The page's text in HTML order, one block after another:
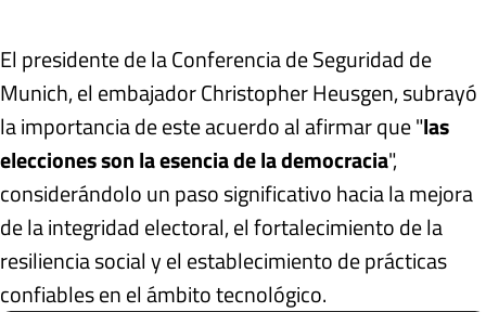
El presidente de la Conferencia de Seguridad de
Munich, el embajador Christopher Heusgen, subrayó
la importancia de este acuerdo al afirmar que "las
elecciones son la esencia de la democracia",
considerándolo un paso significativo hacia la mejora
de la integridad electoral, el fortalecimiento de la
resiliencia social y el establecimiento de prácticas
confiables en el ámbito tecnológico.